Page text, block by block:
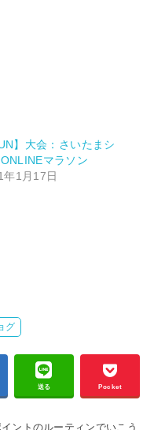
】大会：さいたまシ
マラソン
年1月17日
グ
送る Pocket
イントのルーティンでいこう